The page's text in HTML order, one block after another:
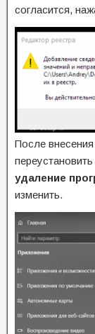
согласится,
После
переустановить
удаление
изменить.